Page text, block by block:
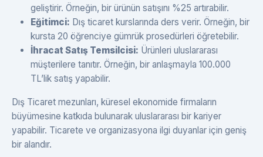
geliştirir. Örneğin, bir ürünün satışını %25 artırabilir.
Eğitimci: Dış ticaret kurslarında ders verir. Örneğin, bir
kursta 20 öğrenciye gümrük prosedürleri öğretebilir.
İhracat Satış Temsilcisi: Ürünleri uluslararası
müşterilere tanıtır. Örneğin, bir anlaşmayla 100.000
TL’lik satış yapabilir.
Dış Ticaret mezunları, küresel ekonomide firmaların
büyümesine katkıda bulunarak uluslararası bir kariyer
yapabilir. Ticarete ve organizasyona ilgi duyanlar için geniş
bir alandır.